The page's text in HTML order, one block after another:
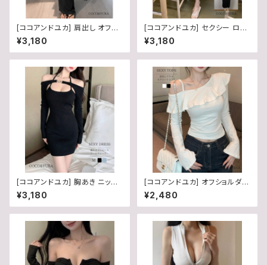
[ココアンドユカ] 肩出し オフシ
ョルダー セクシー ロング タイト
マキシ ワンピース 半袖 ボディ
コン 夏 レディース
¥3,180
[ココアンドユカ] セクシー ロン
グ ワンピース タイト Vネック 半
袖 胸あき カジュアル スリット
¥3,180
[ココアンドユカ] 胸あき ニット
オフショルダー セクシー タイト
ミニ ワンピース 長袖 肩出し リ
ボン アームウォーマー セット セ
B0GMV6WWQM
¥3,180
[ココアンドユカ] オフショルダー
かわいい フリル 肩出し トップス
レディース 長袖 タイト カットソ
ー スリット 袖 春 夏 秋 白 B0H
¥2,480